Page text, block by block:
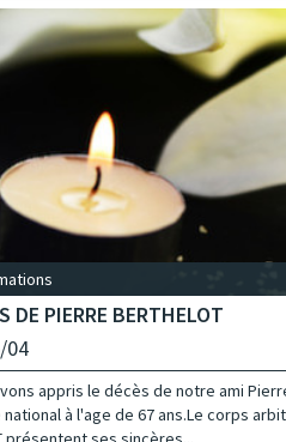
DE PIERRE BERTHELOT
04
appris le décès de notre ami Pierre
à l'age de 67 ans.Le corps